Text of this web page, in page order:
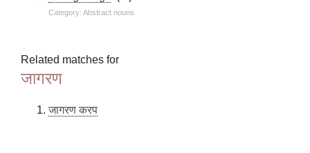
Category: Abstract nouns
Related matches for
जागरण
जागरण करप